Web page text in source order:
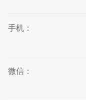
手机：
微信：